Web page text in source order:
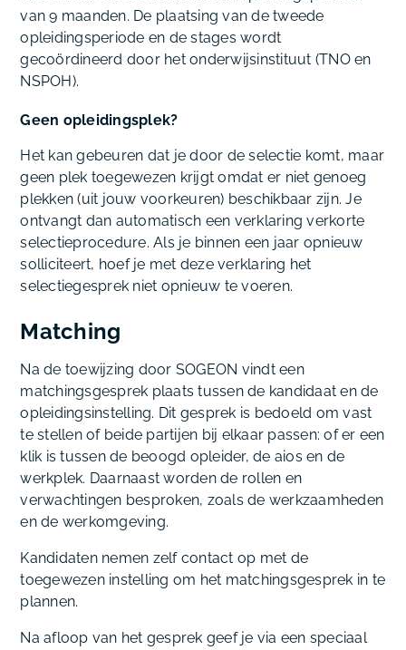
van 9 maanden. De plaatsing van de tweede
opleidingsperiode en de stages wordt
gecoördineerd door het onderwijsinstituut (TNO en
NSPOH).
Geen opleidingsplek?
Het kan gebeuren dat je door de selectie komt, maar
geen plek toegewezen krijgt omdat er niet genoeg
plekken (uit jouw voorkeuren) beschikbaar zijn. Je
ontvangt dan automatisch een verklaring verkorte
selectieprocedure. Als je binnen een jaar opnieuw
solliciteert, hoef je met deze verklaring het
selectiegesprek niet opnieuw te voeren.
Matching
Na de toewijzing door SOGEON vindt een
matchingsgesprek plaats tussen de kandidaat en de
opleidingsinstelling. Dit gesprek is bedoeld om vast
te stellen of beide partijen bij elkaar passen: of er een
klik is tussen de beoogd opleider, de aios en de
werkplek. Daarnaast worden de rollen en
verwachtingen besproken, zoals de werkzaamheden
en de werkomgeving.
Kandidaten nemen zelf contact op met de
toegewezen instelling om het matchingsgesprek in te
plannen.
Na afloop van het gesprek geef je via een speciaal